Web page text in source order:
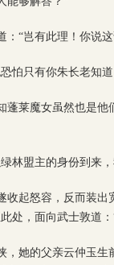
：“岂有此理！你说
怕只有你朱长老知道
蓬莱魔女虽然也是
林盟主的身份到来
收起怒容，反而装
处，面向武士敦道
，她的父亲云仲玉